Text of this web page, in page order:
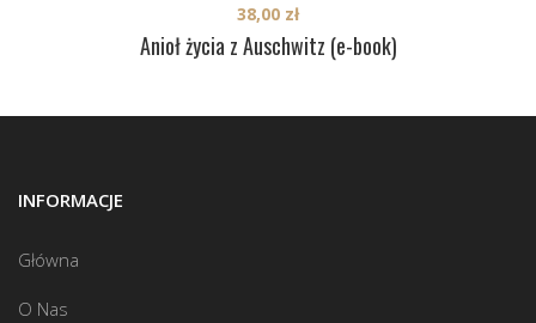
Anioł życia z Auschwitz (e-book)
38,00 zł
INFORMACJE
Główna
O Nas